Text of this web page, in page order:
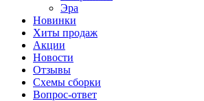
Эра
Новинки
Хиты продаж
Акции
Новости
Отзывы
Схемы сборки
Вопрос-ответ